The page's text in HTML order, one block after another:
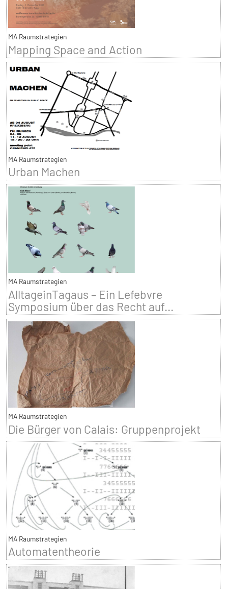
MA Raumstrategien
Mapping Space and Action
MA Raumstrategien
Urban Machen
MA Raumstrategien
AlltageinTagaus – Ein Lefebvre
Symposium über das Recht auf...
MA Raumstrategien
Die Bürger von Calais: Gruppenprojekt
MA Raumstrategien
Automatentheorie